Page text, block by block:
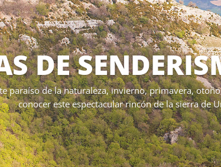
DE
paraíso de la naturaleza, invierno, primavera,
conocer este espectacular rincón de la sierra de